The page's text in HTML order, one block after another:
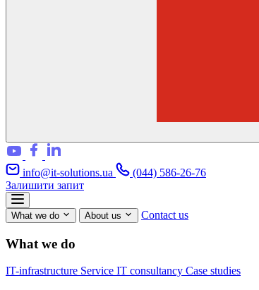
info@it-solutions.ua
(044) 586-26-76
Залишити запит
What we do About us Contact us
What we do
IT-infrastructure Service IT consultancy Case studies